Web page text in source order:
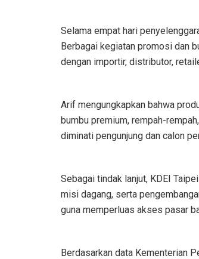
Selama empat hari
Berbagai kegiatan promosi dan
dengan importir, distributor,
Arif mengungkapkan bahwa
bumbu premium, rempah-
diminati pengunjung dan calon
Sebagai tindak lanjut, KDEI
misi dagang, serta
guna memperluas akses pasar
Berdasarkan data Kementerian